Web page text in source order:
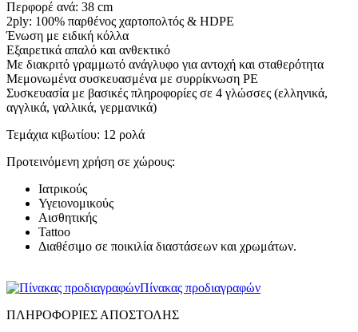
Περφορέ ανά: 38 cm
2ply: 100% παρθένος χαρτοπολτός & HDPE
Ένωση με ειδική κόλλα
Εξαιρετικά απαλό και ανθεκτικό
Με διακριτό γραμμωτό ανάγλυφο για αντοχή και σταθερότητα
Μεμονωμένα συσκευασμένα με συρρίκνωση PE
Συσκευασία με βασικές πληροφορίες σε 4 γλώσσες (ελληνικά,
αγγλικά, γαλλικά, γερμανικά)
Τεμάχια κιβωτίου: 12 ρολά
Προτεινόμενη χρήση σε χώρους:
Ιατρικούς
Υγειονομικούς
Αισθητικής
Tattoo
Διαθέσιμο σε ποικιλία διαστάσεων και χρωμάτων.
Πίνακας προδιαγραφών
ΠΛΗΡΟΦΟΡΙΕΣ ΑΠΟΣΤΟΛΗΣ